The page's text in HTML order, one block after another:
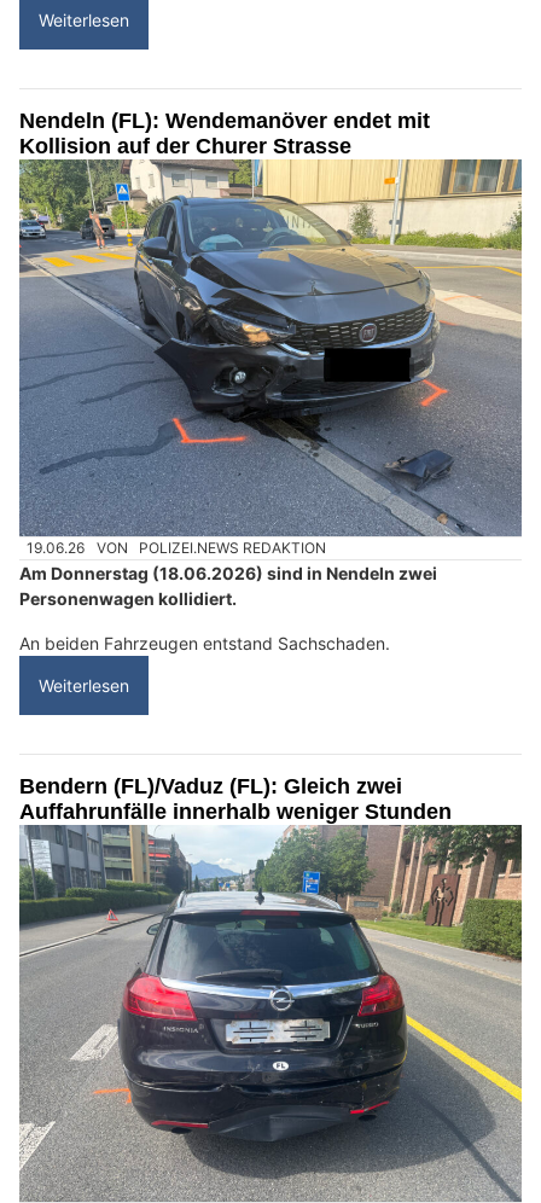
Weiterlesen
Nendeln (FL): Wendemanöver endet mit
Kollision auf der Churer Strasse
19.06.26 VON POLIZEI.NEWS REDAKTION
Am Donnerstag (18.06.2026) sind in Nendeln zwei
Personenwagen kollidiert.
An beiden Fahrzeugen entstand Sachschaden.
Weiterlesen
Bendern (FL)/Vaduz (FL): Gleich zwei
Auffahrunfälle innerhalb weniger Stunden